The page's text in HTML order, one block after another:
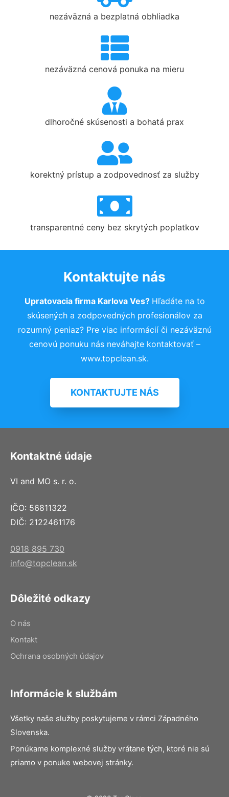
nezáväzná a bezplatná obhliadka
nezáväzná cenová ponuka na mieru
dlhoročné skúsenosti a bohatá prax
korektný prístup a zodpovednosť za služby
transparentné ceny bez skrytých poplatkov
Kontaktujte nás
Upratovacia firma Karlova Ves? Hľadáte na to
skúsených a zodpovedných profesionálov za
rozumný peniaz? Pre viac informácií či nezáväznú
cenovú ponuku nás neváhajte kontaktovať –
www.topclean.sk.
KONTAKTUJTE NÁS
Kontaktné údaje
VI and MO s. r. o.
IČO: 56811322
DIČ: 2122461176
0918 895 730
info@topclean.sk
Dôležité odkazy
O nás
Kontakt
Ochrana osobných údajov
Informácie k službám
Všetky naše služby poskytujeme v rámci Západného
Slovenska.
Ponúkame komplexné služby vrátane tých, ktoré nie sú
priamo v ponuke webovej stránky.